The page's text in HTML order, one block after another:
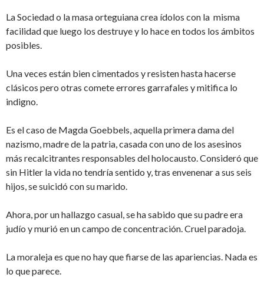
La Sociedad o la masa orteguiana crea ídolos con la misma
facilidad que luego los destruye y lo hace en todos los ámbitos
posibles.
Una veces están bien cimentados y resisten hasta hacerse
clásicos pero otras comete errores garrafales y mitifica lo
indigno.
Es el caso de Magda Goebbels, aquella primera dama del
nazismo, madre de la patria, casada con uno de los asesinos
más recalcitrantes responsables del holocausto. Consideró que
sin Hitler la vida no tendría sentido y, tras envenenar a sus seis
hijos, se suicidó con su marido.
Ahora, por un hallazgo casual, se ha sabido que su padre era
judío y murió en un campo de concentración. Cruel paradoja.
La moraleja es que no hay que fiarse de las apariencias. Nada es
lo que parece.